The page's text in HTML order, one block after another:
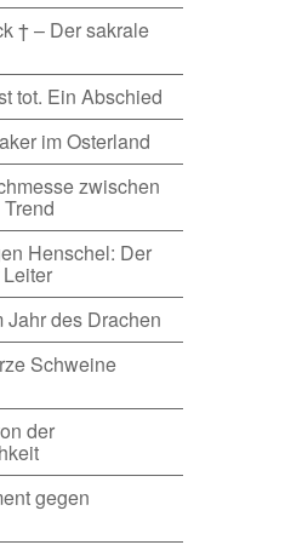
† – Der sakrale
tot. Ein Abschied
im Osterland
zwischen
Henschel: Der
Jahr des Drachen
Schweine
der
gegen